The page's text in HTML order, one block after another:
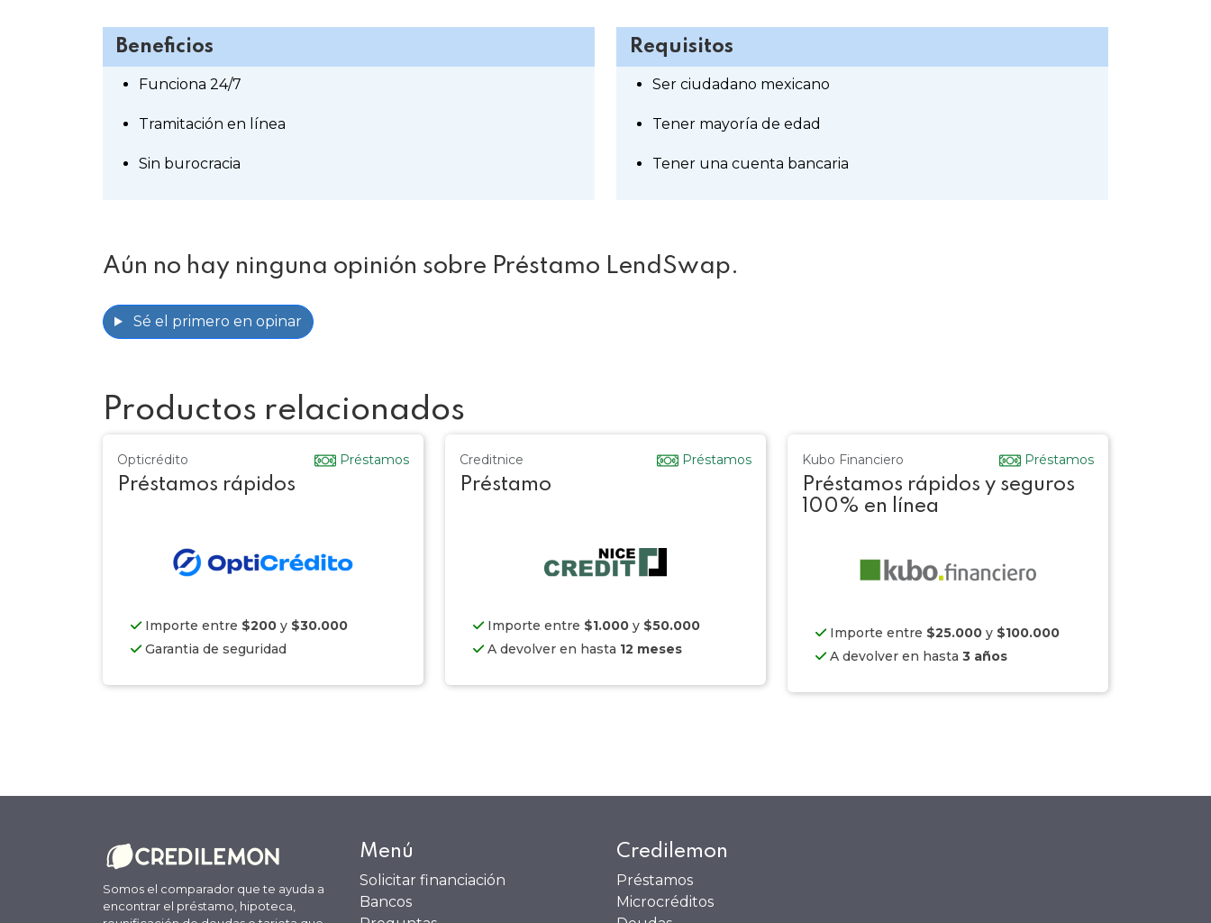
Beneficios
Funciona 24/7
Tramitación en línea
Sin burocracia
Requisitos
Ser ciudadano mexicano
Tener mayoría de edad
Tener una cuenta bancaria
Aún no hay ninguna opinión sobre Préstamo LendSwap.
Sé el primero en opinar
Productos relacionados
Opticrédito Préstamos
Préstamos rápidos
Importe entre $200 y $30.000
Garantia de seguridad
Creditnice Préstamos
Préstamo
Importe entre $1.000 y $50.000
A devolver en hasta 12 meses
Kubo Financiero Préstamos
Préstamos rápidos y seguros
100% en línea
Importe entre $25.000 y $100.000
A devolver en hasta 3 años
Somos el comparador que te ayuda a
encontrar el préstamo, hipoteca,
Menú
Solicitar financiación
Bancos
Credilemon
Préstamos
Microcréditos